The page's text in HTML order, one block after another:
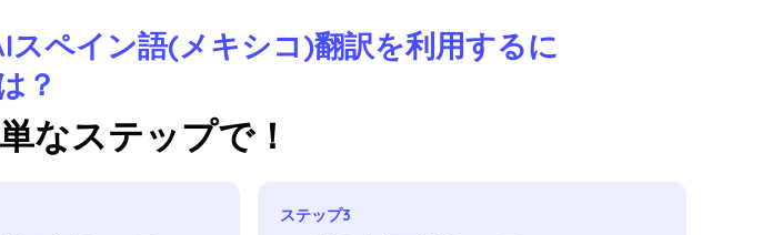
ペイン語(メキシコ)翻訳を利用するに
？
なステップで！
ステップ3